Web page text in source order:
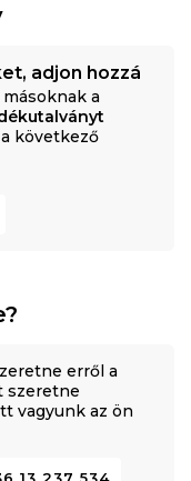
adjon hozzá
a
a következő
erről a
szeretne
vagyunk az ön
13 237 534